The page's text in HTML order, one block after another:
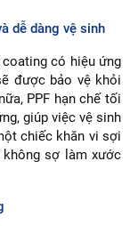
dễ dàng vệ sinh
có hiệu ứng
được bảo vệ khỏi
PPF hạn chế tối
giúp việc vệ sinh
chiếc khăn vi sợi
sợ làm xước